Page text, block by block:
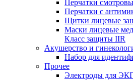
Перчатки
Перчатки с
Щитки лицевые
Маски лицевые
Класс защиты IIR
Акушерство и
Набор для
Прочее
Электроды для